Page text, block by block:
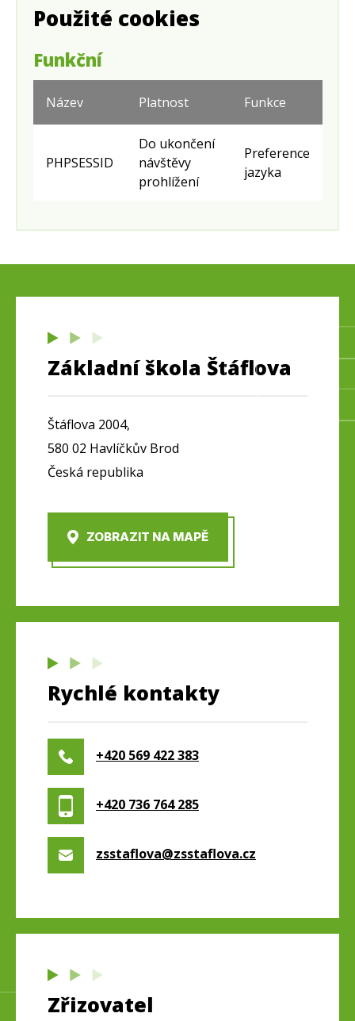
Použité cookies
Funkční
Název Platnost Funkce
PHPSESSID
Do ukončení
návštěvy
prohlížení
Preference
jazyka
Základní škola Štáflova
Štáflova 2004,
580 02 Havlíčkův Brod
Česká republika
ZOBRAZIT NA MAPĚ
Rychlé kontakty
+420 569 422 383
+420 736 764 285
zsstaflova@zsstaflova.cz
Zřizovatel